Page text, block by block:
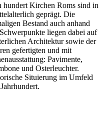
Kirchen Roms sind in
geprägt. Die
Bestand auch anhand
liegen dabei auf
Architektur sowie der
gefertigten und mit
Pavimente,
und Osterleuchter.
Situierung im Umfeld